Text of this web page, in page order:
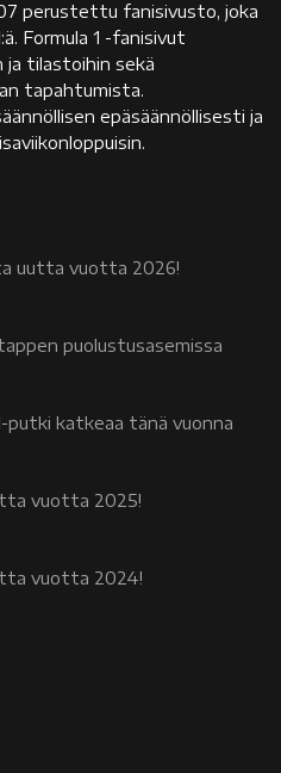
perustettu fanisivusto, joka
Formula 1 -fanisivut
tilastoihin sekä
tapahtumista.
epäsäännöllisesti ja
uutta vuotta 2026!
puolustusasemissa
putki katkeaa tänä vuonna
vuotta 2025!
vuotta 2024!